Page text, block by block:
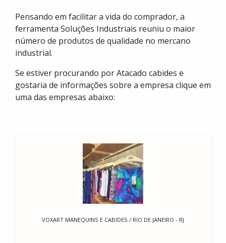
Pensando em facilitar a vida do comprador, a
ferramenta Soluções Industriais reuniu o maior
número de produtos de qualidade no mercano
industrial.
Se estiver procurando por Atacado cabides e
gostaria de informações sobre a empresa clique em
uma das empresas abaixo:
VOXART MANEQUINS E CABIDES / RIO DE JANEIRO - RJ